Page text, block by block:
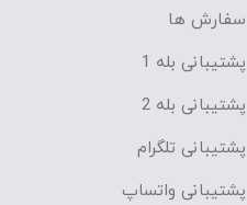
سفارش ها
پشتیبانی بله 1
پشتیبانی بله 2
پشتیبانی تلگرام
پشتیبانی واتساپ